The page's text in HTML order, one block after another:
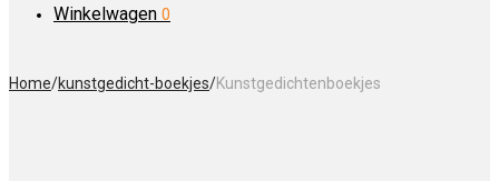
Winkelwagen 0
Home/kunstgedicht-boekjes/Kunstgedichtenboekjes